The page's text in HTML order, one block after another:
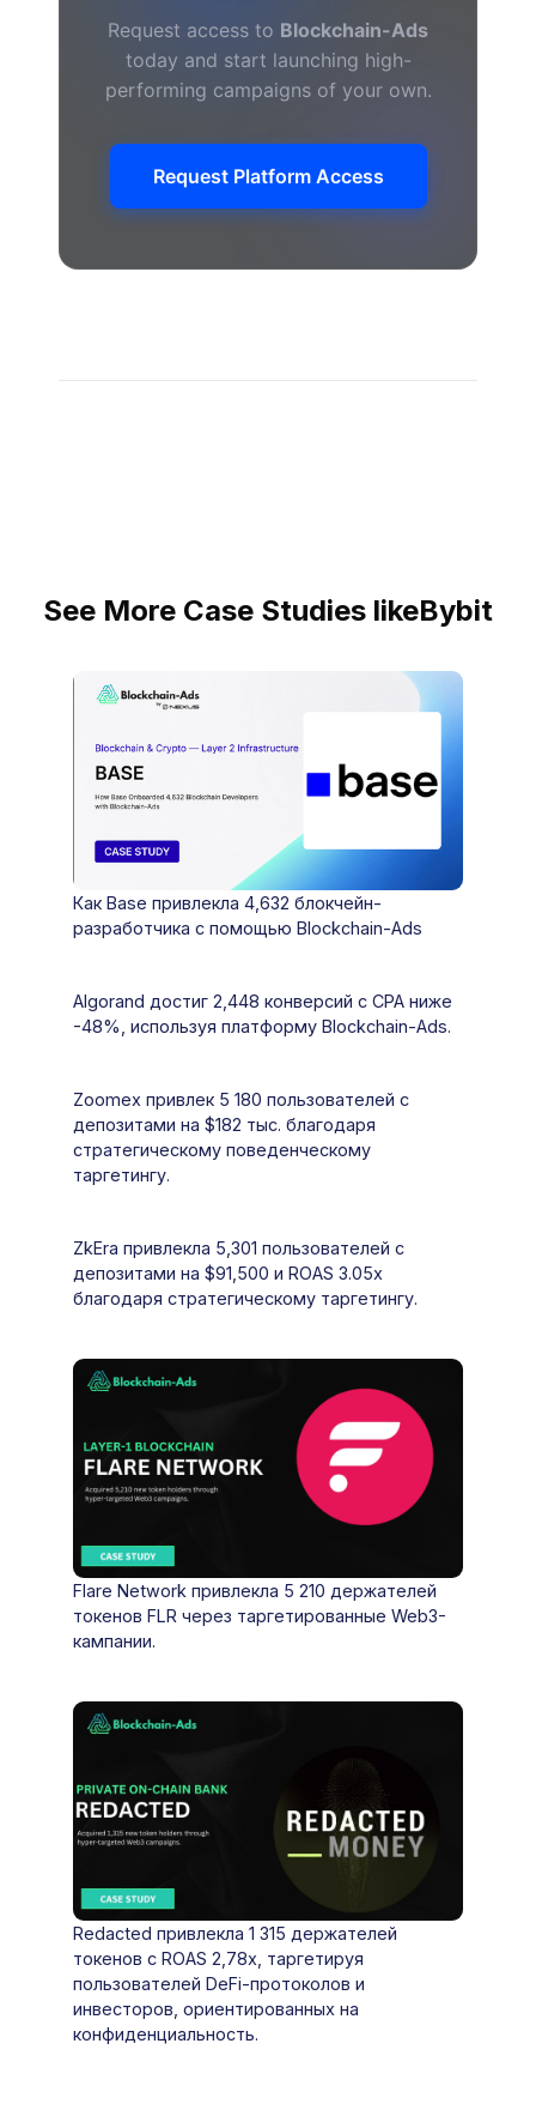
Request access to Blockchain-Ads
today and start launching high-
performing campaigns of your own.
Request Platform Access
See More Case Studies likeBybit
Как Base привлекла 4,632 блокчейн-
разработчика с помощью Blockchain-Ads
Algorand достиг 2,448 конверсий с CPA ниже
-48%, используя платформу Blockchain-Ads.
Zoomex привлек 5 180 пользователей с
депозитами на $182 тыс. благодаря
стратегическому поведенческому
таргетингу.
ZkEra привлекла 5,301 пользователей с
депозитами на $91,500 и ROAS 3.05x
благодаря стратегическому таргетингу.
Flare Network привлекла 5 210 держателей
токенов FLR через таргетированные Web3-
кампании.
Redacted привлекла 1 315 держателей
токенов с ROAS 2,78x, таргетируя
пользователей DeFi-протоколов и
инвесторов, ориентированных на
конфиденциальность.